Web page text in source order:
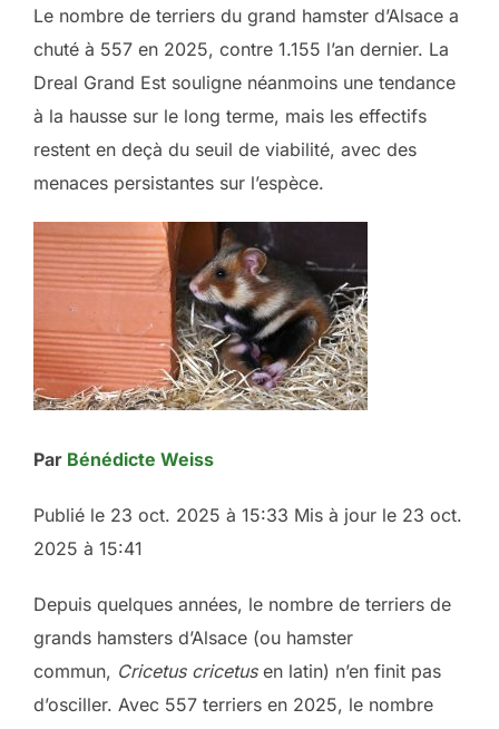
Le nombre de terriers du grand hamster d’Alsace a
chuté à 557 en 2025, contre 1.155 l’an dernier. La
Dreal Grand Est souligne néanmoins une tendance
à la hausse sur le long terme, mais les effectifs
restent en deçà du seuil de viabilité, avec des
menaces persistantes sur l’espèce.
Par Bénédicte Weiss
Publié le 23 oct. 2025 à 15:33 Mis à jour le 23 oct.
2025 à 15:41
Depuis quelques années, le nombre de terriers de
grands hamsters d’Alsace (ou hamster
commun, Cricetus cricetusen latin) n’en finit pas
d’osciller. Avec 557 terriers en 2025, le nombre